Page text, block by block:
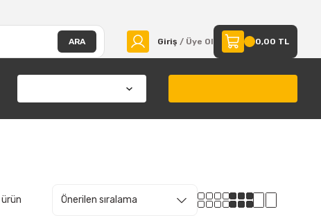
ARA Giriş / Üye Ol 0,00 TL